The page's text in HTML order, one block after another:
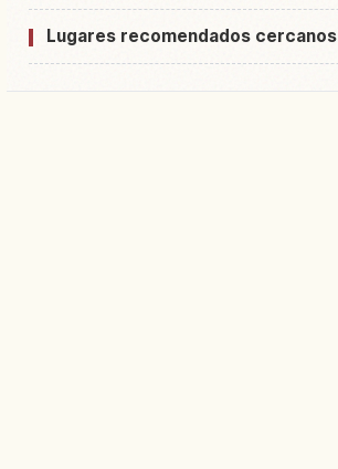
Lugares recomendados cercanos